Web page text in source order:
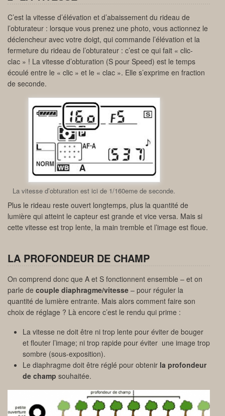
C’est la vitesse d’élévation et d’abaissement du rideau de
l’obturateur : lorsque vous prenez une photo, vous actionnez le
déclencheur avec votre doigt, qui commande l’élévation et la
fermeture du rideau de l’obturateur : c’est ce qui fait « clic-
clac » ! La vitesse d’obturation (S pour Speed) est le temps
écoulé entre le « clic » et le « clac ». Elle s’exprime en fraction
de seconde.
La vitesse d’obturation est ici de 1/160eme de seconde.
Plus le rideau reste ouvert longtemps, plus la quantité de
lumière qui atteint le capteur est grande et vice versa. Mais si
cette vitesse est trop lente, la main tremble et l’image est floue.
LA PROFONDEUR DE CHAMP
On comprend donc que A et S fonctionnent ensemble – et on
parle de couple diaphragme/vitesse – pour réguler la
quantité de lumière entrante. Mais alors comment faire son
choix de réglage ? Là encore c’est le rendu qui prime :
La vitesse ne doit être ni trop lente pour éviter de bouger
et flouter l’image; ni trop rapide pour éviter une image trop
sombre (sous-exposition).
Le diaphragme doit être réglé pour obtenir la profondeur
de champ souhaitée.